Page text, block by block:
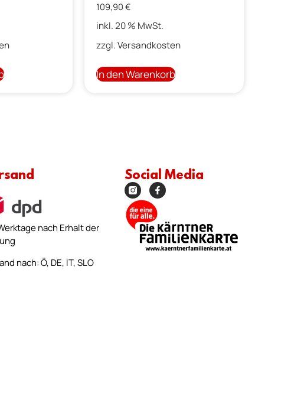
109,90 €
inkl. 20 % MwSt.
zzgl.Versandkosten
In den Warenkorb
nach Erhalt der
nach: Ö, DE, IT, SLO
Social Media